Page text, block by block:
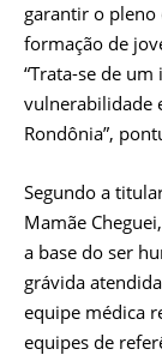
garantir o pleno
formação de
“Trata-se de
vulnerabilidade
Rondônia”,
Segundo a
Mamãe
a base do ser
grávida
equipe médica
equipes de